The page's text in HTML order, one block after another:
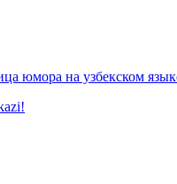
юмора на узбекском